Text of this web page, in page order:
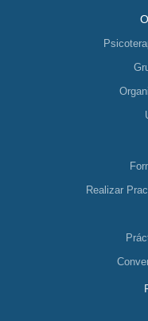
Realizar